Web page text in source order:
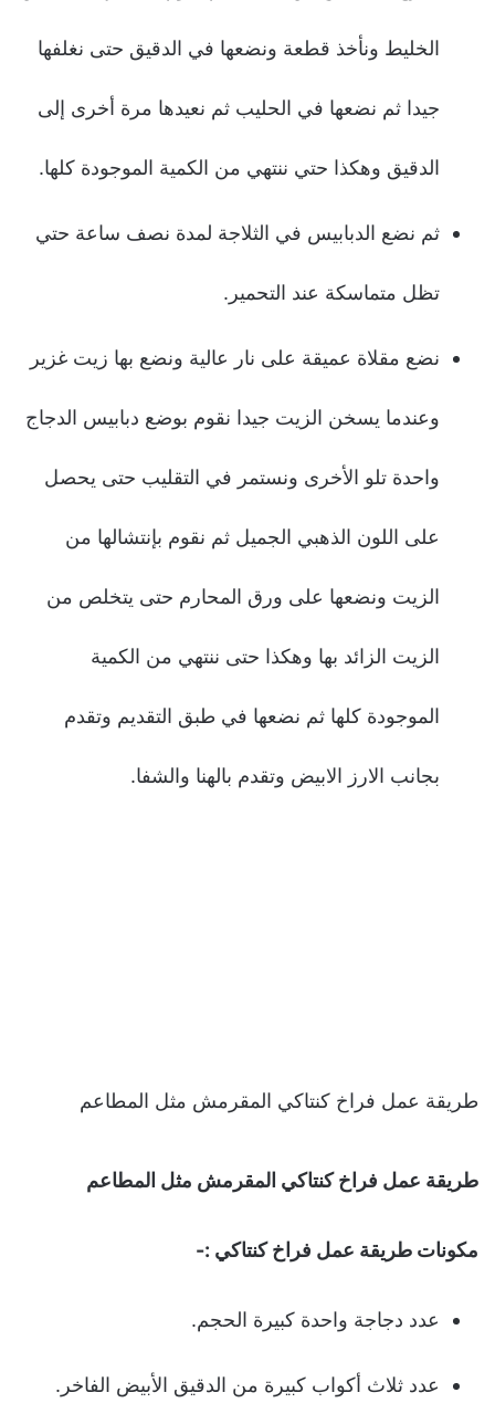
الخليط ونأخذ قطعة ونضعها في الدقيق حتى نغلفها
جيدا ثم نضعها في الحليب ثم نعيدها مرة أخرى إلى
الدقيق وهكذا حتي ننتهي من الكمية الموجودة كلها.
ثم نضع الدبابيس في الثلاجة لمدة نصف ساعة حتي
تظل متماسكة عند التحمير.
نضع مقلاة عميقة على نار عالية ونضع بها زيت غزير
وعندما يسخن الزيت جيدا نقوم بوضع دبابيس الدجاج
واحدة تلو الأخرى ونستمر في التقليب حتى يحصل
على اللون الذهبي الجميل ثم نقوم بإنتشالها من
الزيت ونضعها على ورق المحارم حتى يتخلص من
الزيت الزائد بها وهكذا حتى ننتهي من الكمية
الموجودة كلها ثم نضعها في طبق التقديم وتقدم
بجانب الارز الابيض وتقدم بالهنا والشفا.
طريقة عمل فراخ كنتاكي المقرمش مثل المطاعم
طريقة عمل فراخ كنتاكي المقرمش مثل المطاعم
مكونات طريقة عمل فراخ كنتاكي :-
عدد دجاجة واحدة كبيرة الحجم.
عدد ثلاث أكواب كبيرة من الدقيق الأبيض الفاخر.